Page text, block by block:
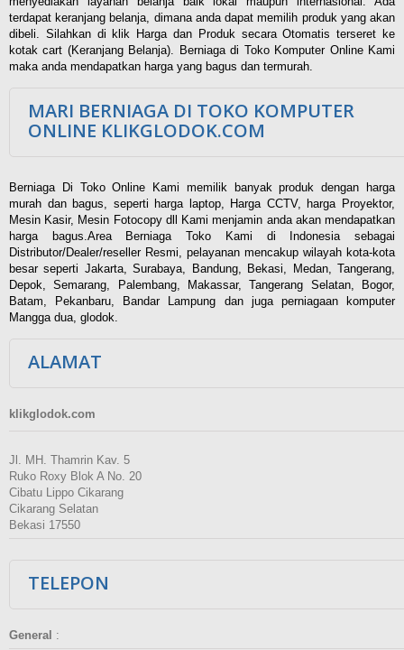
terdapat keranjang belanja, dimana anda dapat memilih produk yang akan
dibeli. Silahkan di klik Harga dan Produk secara Otomatis terseret ke
kotak cart (Keranjang Belanja). Berniaga di Toko Komputer Online Kami
maka anda mendapatkan harga yang bagus dan termurah.
MARI BERNIAGA DI TOKO KOMPUTER
ONLINE KLIKGLODOK.COM
Berniaga Di Toko Online Kami memilik banyak produk dengan harga
murah dan bagus, seperti harga laptop, Harga CCTV, harga Proyektor,
Mesin Kasir, Mesin Fotocopy dll Kami menjamin anda akan mendapatkan
harga bagus.Area Berniaga Toko Kami di Indonesia sebagai
Distributor/Dealer/reseller Resmi, pelayanan mencakup wilayah kota-kota
besar seperti Jakarta, Surabaya, Bandung, Bekasi, Medan, Tangerang,
Depok, Semarang, Palembang, Makassar, Tangerang Selatan, Bogor,
Batam, Pekanbaru, Bandar Lampung dan juga perniagaan komputer
Mangga dua, glodok.
ALAMAT
klikglodok.com
Jl. MH. Thamrin Kav. 5
Ruko Roxy Blok A No. 20
Cibatu Lippo Cikarang
Cikarang Selatan
Bekasi 17550
TELEPON
General :